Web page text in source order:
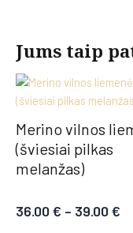
Jums taip
Merino vilnos
(šviesiai pilkas
melanžas)
36.00€ – 39.00€